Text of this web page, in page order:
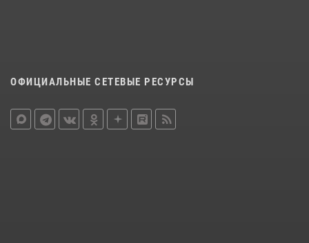
ОФИЦИАЛЬНЫЕ СЕТЕВЫЕ РЕСУРСЫ